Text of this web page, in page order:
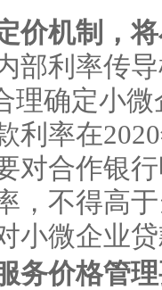
价机制，
部利率传
理确定小
利率在
对合作银
，不得高
小微企业
务价格管